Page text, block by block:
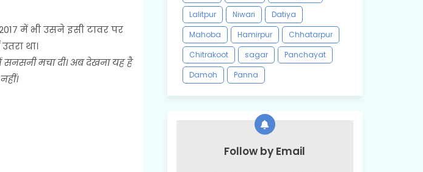
में भी उसने इसी टावर पर
था।
मचा दी। अब देखना यह है
Lalitpur
Niwari
Datiya
Mahoba
Hamirpur
Chhatarpur
Chitrakoot
sagar
Panchayat
Damoh
Panna
Follow by Email